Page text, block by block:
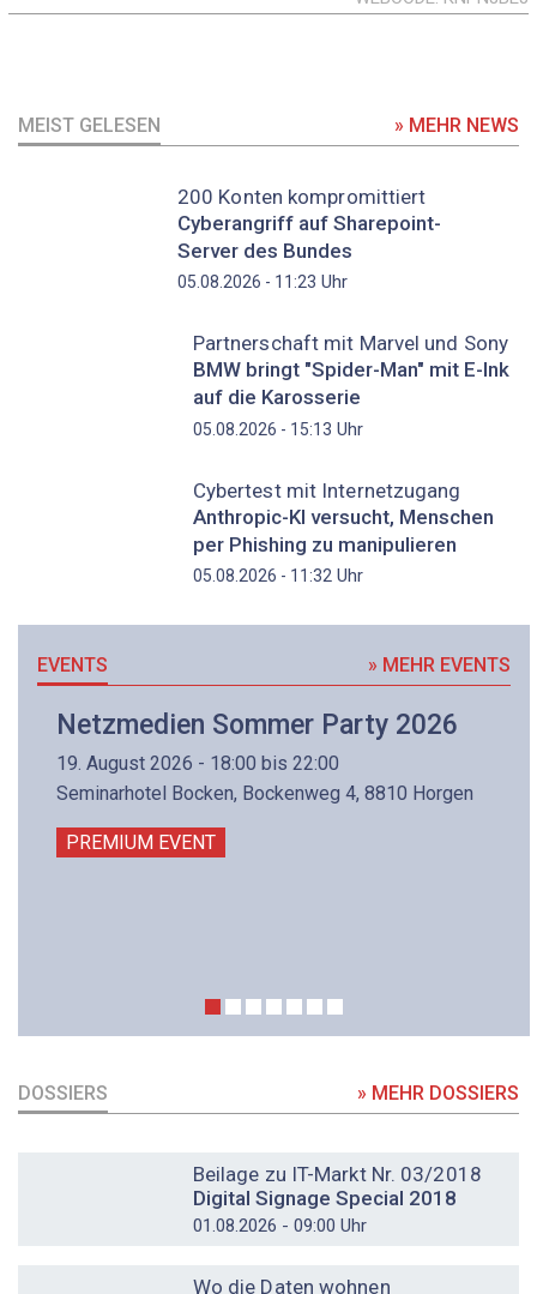
MEIST GELESEN » MEHR NEWS
200 Konten kompromittiert
Cyberangriff auf Sharepoint-
Server des Bundes
05.08.2026 - 11:23 Uhr
Partnerschaft mit Marvel und Sony
BMW bringt "Spider-Man" mit E-Ink
auf die Karosserie
05.08.2026 - 15:13 Uhr
Cybertest mit Internetzugang
Anthropic-KI versucht, Menschen
per Phishing zu manipulieren
05.08.2026 - 11:32Uhr
EVENTS » MEHR EVENTS
Netzmedien Sommer Party 2026
19. August 2026 - 18:00 bis 22:00
Seminarhotel Bocken, Bockenweg 4, 8810 Horgen
PREMIUM EVENT
DOSSIERS » MEHR DOSSIERS
Beilage zu IT-Markt Nr. 03/2018
Digital Signage Special 2018
01.08.2026 - 09:00 Uhr
Wo die Daten wohnen